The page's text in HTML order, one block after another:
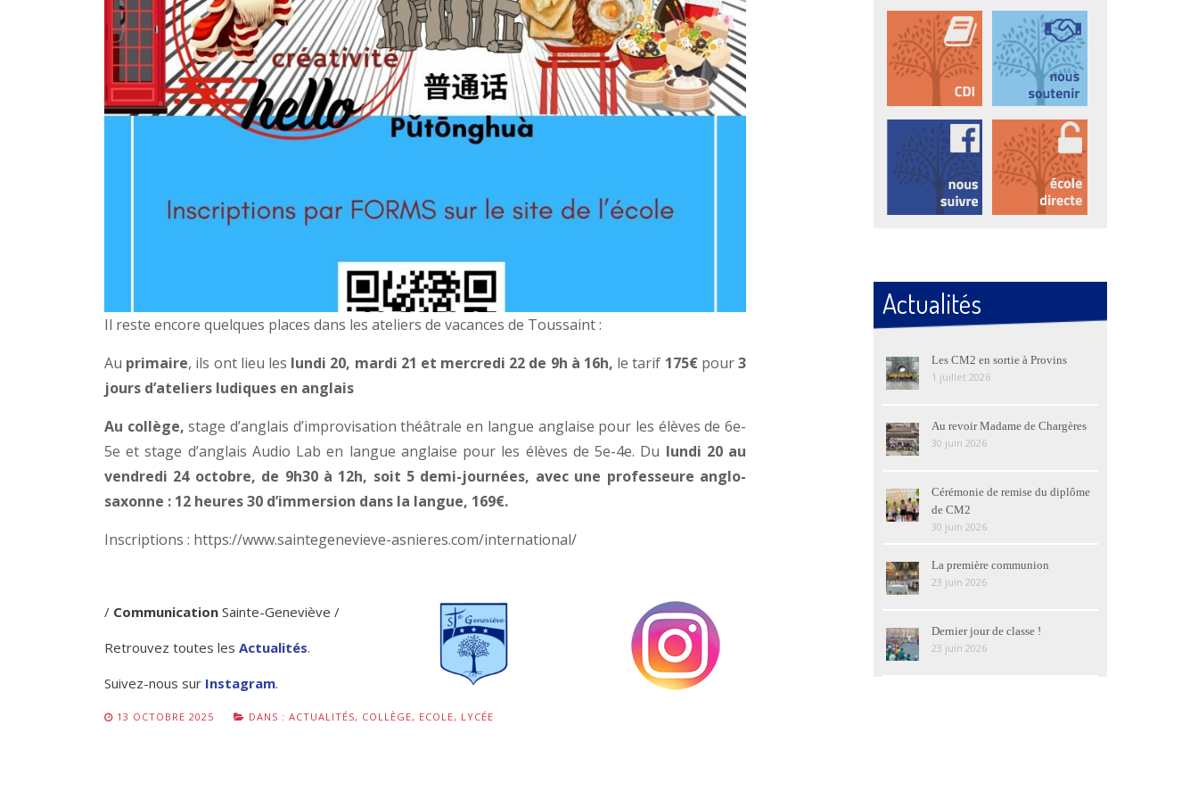
Il reste encore quelques places dans les ateliers de vacances de Toussaint :
Au primaire, ils ont lieu les lundi 20, mardi 21 et mercredi 22 de 9h à 16h, le tarif 175€pour3
jours d’ateliers ludiques en anglais
Au collège,stage d’anglais d’improvisation théâtrale en langue anglaise pour les élèves de 6e-
5e et stage d’anglais Audio Lab en langue anglaise pour les élèves de 5e-4e. Du lundi 20 au
vendredi 24 octobre, de 9h30 à 12h, soit 5 demi-journées, avec une professeure anglo-
saxonne : 12 heures 30 d’immersion dans la langue, 169€.
Inscriptions : https://www.saintegenevieve-asnieres.com/international/
/ Communication Sainte-Geneviève /
Retrouvez toutes les Actualités.
Suivez-nous sur Instagram.
13 OCTOBRE 2025 DANS : ACTUALITÉS, COLLÈGE, ECOLE, LYCÉE
Actualités
Les CM2 en sortie à Provins
1 juillet 2026
Au revoir Madame de Chargères
30 juin 2026
Cérémonie de remise du diplôme
de CM2
30 juin 2026
La première communion
23 juin 2026
Dernier jour de classe !
23 juin 2026